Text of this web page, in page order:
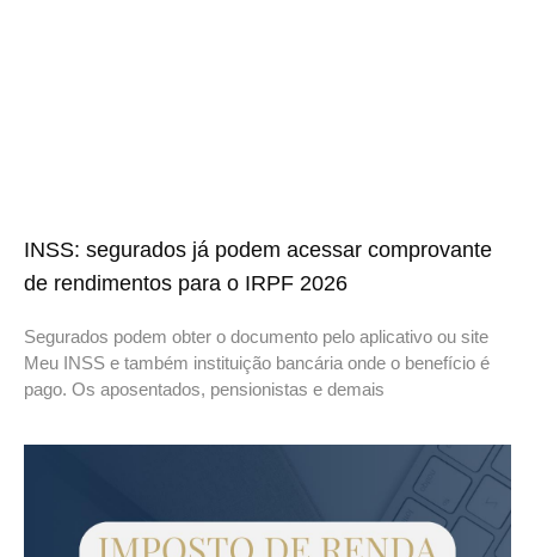
INSS: segurados já podem acessar comprovante
de rendimentos para o IRPF 2026
Segurados podem obter o documento pelo aplicativo ou site
Meu INSS e também instituição bancária onde o benefício é
pago. Os aposentados, pensionistas e demais